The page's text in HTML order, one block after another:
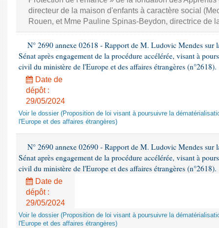
directeur de la maison d'enfants à caractère social
Rouen, et Mme Pauline Spinas-Beydon, directrice de
N° 2690 annexe 02618 - Rapport de M. Ludovic Mendes sur
Sénat après engagement de la procédure accélérée, visant à
civil du ministère de l'Europe et des affaires étrangères (n°2618).
Date de
dépôt :
29/05/2024
Voir le dossier (Proposition de loi visant à poursuivre la
l'Europe et des affaires étrangères)
N° 2690 annexe 02690 - Rapport de M. Ludovic Mendes sur
Sénat après engagement de la procédure accélérée, visant à
civil du ministère de l'Europe et des affaires étrangères (n°2618).
Date de
dépôt :
29/05/2024
Voir le dossier (Proposition de loi visant à poursuivre la
l'Europe et des affaires étrangères)